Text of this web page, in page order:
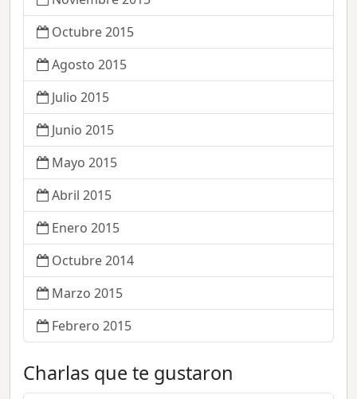
Octubre 2015
Agosto 2015
Julio 2015
Junio 2015
Mayo 2015
Abril 2015
Enero 2015
Octubre 2014
Marzo 2015
Febrero 2015
Charlas que te gustaron